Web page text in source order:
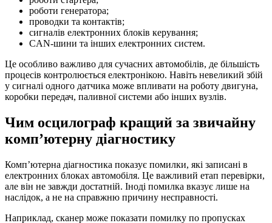
роботи генератора;
проводки та контактів;
сигналів електронних блоків керування;
CAN-шини та інших електронних систем.
Це особливо важливо для сучасних автомобілів, де більшість
процесів контролюється електронікою. Навіть невеликий збій
у сигналі одного датчика може впливати на роботу двигуна,
коробки передач, паливної системи або інших вузлів.
Чим осцилограф кращий за звичайну
комп’ютерну діагностику
Комп’ютерна діагностика показує помилки, які записані в
електронних блоках автомобіля. Це важливий етап перевірки,
але він не завжди достатній. Іноді помилка вказує лише на
наслідок, а не на справжню причину несправності.
Наприклад, сканер може показати помилку по пропусках